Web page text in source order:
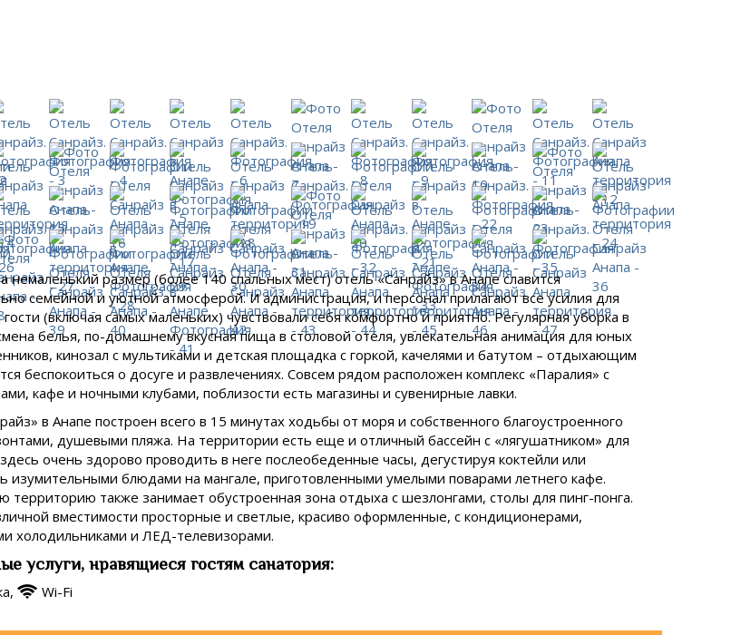
немаленький размер (более 140 спальных мест) отель «Санрайз» в Анапе славится
семейной и уютной атмосферой. И администрация, и персонал прилагают все усилия для
(включая самых маленьких) чувствовали себя комфортно и приятно. Регулярная уборка в
белья, по-домашнему вкусная пища в столовой отеля, увлекательная анимация для юных
кинозал с мультиками и детская площадка с горкой, качелями и батутом – отдыхающим
беспокоиться о досуге и развлечениях. Совсем рядом расположен комплекс «Паралия» с
кафе и ночными клубами, поблизости есть магазины и сувенирные лавки.
в Анапе построен всего в 15 минутах ходьбы от моря и собственного благоустроенного
душевыми пляжа. На территории есть еще и отличный бассейн с «лягушатником» для
очень здорово проводить в неге послеобеденные часы, дегустируя коктейли или
изумительными блюдами на мангале, приготовленными умелыми поварами летнего кафе.
территорию также занимает обустроенная зона отдыха с шезлонгами, столы для пинг-понга.
вместимости просторные и светлые, красиво оформленные, с кондиционерами,
холодильниками и ЛЕД-телевизорами.
услуги, нравящиеся гостям санатория:
Wi-Fi